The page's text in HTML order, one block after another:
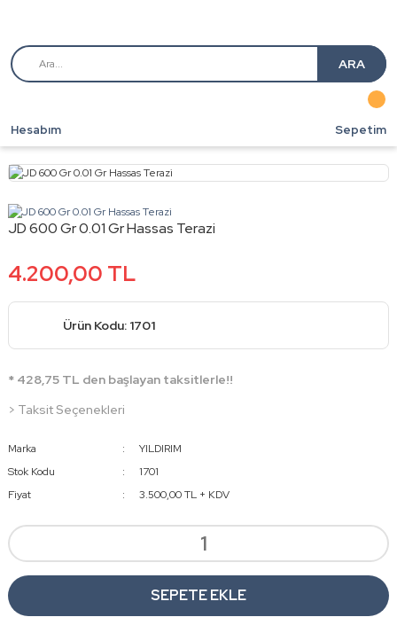
ARA
Hesabım Sepetim
JD 600 Gr 0.01 Gr Hassas Terazi
4.200,00 TL
Ürün Kodu: 1701
* 428,75 TL den başlayan taksitlerle!!
> Taksit Seçenekleri
Marka
YILDIRIM
Stok Kodu
1701
Fiyat
3.500,00 TL + KDV
SEPETE EKLE